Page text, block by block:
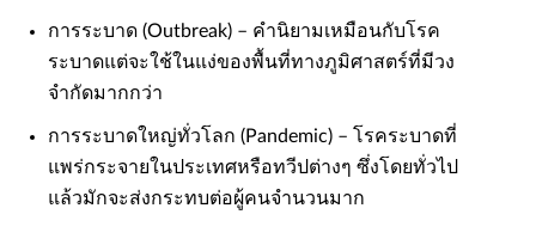
การระบาด (Outbreak) – คำนิยามเหมือนกับโรค
ระบาดแต่จะใช้ในแง่ของพื้นที่ทางภูมิศาสตร์ที่มีวง
จำกัดมากกว่า
การระบาดใหญ่ทั่วโลก (Pandemic) – โรคระบาดที่
แพร่กระจายในประเทศหรือทวีปต่างๆ ซึ่งโดยทั่วไป
แล้วมักจะส่งกระทบต่อผู้คนจำนวนมาก